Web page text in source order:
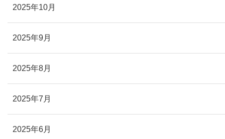
2025年10月
2025年9月
2025年8月
2025年7月
2025年6月